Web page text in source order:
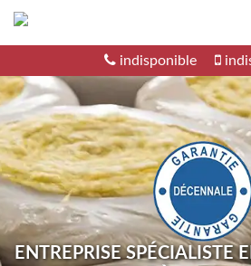
indisponible
ENTREPRISE SPÉCIALISTE